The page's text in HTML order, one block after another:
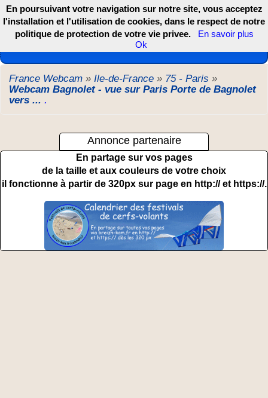
Les webcams de France, DOM TOM et COM
France Webcam » Ile-de-France » 75 - Paris »
Webcam Bagnolet - vue sur Paris Porte de Bagnolet
vers ... .
Annonce partenaire
En partage sur vos pages
de la taille et aux couleurs de votre choix
il fonctionne à partir de 320px sur page en http:// et https://.
En poursuivant votre navigation sur notre site, vous acceptez
l'installation et l'utilisation de cookies, dans le respect de notre
politique de protection de votre vie privee.
En savoir plus
Ok